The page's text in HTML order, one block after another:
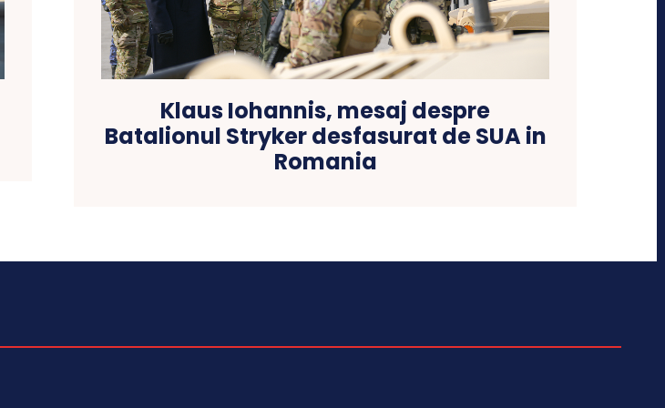
Klaus Iohannis, mesaj despre
Batalionul Stryker desfasurat de SUA in
Romania